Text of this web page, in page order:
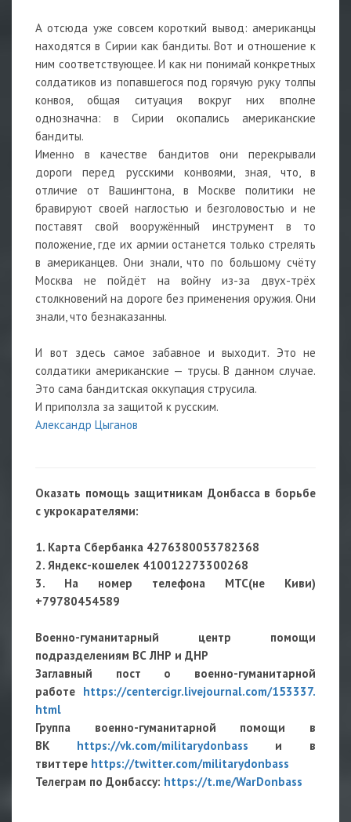
А отсюда уже совсем короткий вывод: американцы
находятся в Сирии как бандиты. Вот и отношение к
ним соответствующее. И как ни понимай конкретных
солдатиков из попавшегося под горячую руку толпы
конвоя, общая ситуация вокруг них вполне
однозначна: в Сирии окопались американские
бандиты.
Именно в качестве бандитов они перекрывали
дороги перед русскими конвоями, зная, что, в
отличие от Вашингтона, в Москве политики не
бравируют своей наглостью и безголовостью и не
поставят свой вооружённый инструмент в то
положение, где их армии останется только стрелять
в американцев. Они знали, что по большому счёту
Москва не пойдёт на войну из-за двух-трёх
столкновений на дороге без применения оружия. Они
знали, что безнаказанны.
И вот здесь самое забавное и выходит. Это не
солдатики американские — трусы. В данном случае.
Это сама бандитская оккупация струсила.
И приползла за защитой к русским.
Александр Цыганов
Оказать помощь защитникам Донбасса в борьбе
с укрокарателями:
1. Карта Сбербанка 4276380053782368
2. Яндекс-кошелек 410012273300268
3. На номер телефона МТС(не Киви)
+79780454589
Военно-гуманитарный центр помощи
подразделениям ВС ЛНР и ДНР
Заглавный пост о военно-гуманитарной
работе https://centercigr.livejournal.com/153337.
html
Группа военно-гуманитарной помощи в
ВК https://vk.com/militarydonbass и в
твиттере https://twitter.com/militarydonbass
Телеграм по Донбассу: https://t.me/WarDonbass